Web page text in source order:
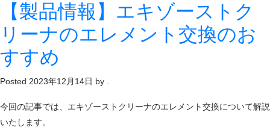
【製品情報】エキゾーストク
リーナのエレメント交換のお
すすめ
Posted 2023年12月14日 by .
今回の記事では、エキゾーストクリーナのエレメント交換について解説
いたします。